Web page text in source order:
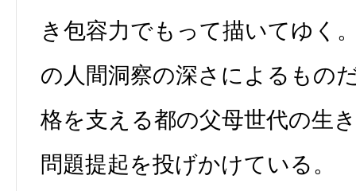
き包容力でもって描いてゆく
の人間洞察の深さによるもの
格を支える都の父母世代の生
問題提起を投げかけている。